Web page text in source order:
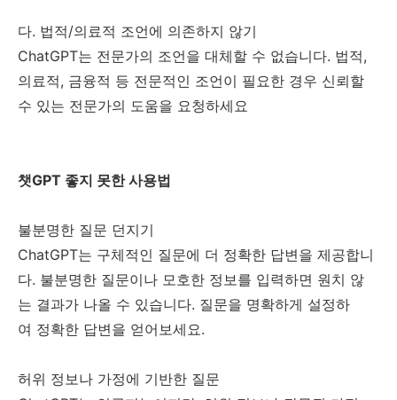
다. 법적/의료적 조언에 의존하지 않기
ChatGPT는 전문가의 조언을 대체할 수 없습니다. 법적,
의료적, 금융적 등 전문적인 조언이 필요한 경우 신뢰할
수 있는 전문가의 도움을 요청하세요
챗GPT 좋지 못한 사용법
불분명한 질문 던지기
ChatGPT는 구체적인 질문에 더 정확한 답변을 제공합니
다. 불분명한 질문이나 모호한 정보를 입력하면 원치 않
는 결과가 나올 수 있습니다. 질문을 명확하게 설정하
여 정확한 답변을 얻어보세요.
허위 정보나 가정에 기반한 질문